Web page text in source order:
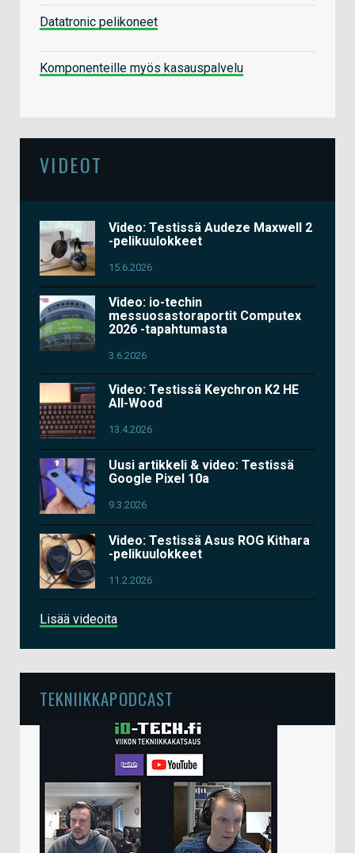
Datatronic pelikoneet
Komponenteille myös kasauspalvelu
VIDEOT
Video: Testissä Audeze Maxwell 2
-pelikuulokkeet
15.6.2026
Video: io-techin
messuosastoraportit Computex
2026 -tapahtumasta
3.6.2026
Video: Testissä Keychron K2 HE
All-Wood
13.4.2026
Uusi artikkeli & video: Testissä
Google Pixel 10a
9.3.2026
Video: Testissä Asus ROG Kithara
-pelikuulokkeet
11.2.2026
Lisää videoita
TEKNIIKKAPODCAST